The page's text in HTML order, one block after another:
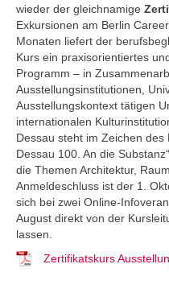
wieder der gleichnamige
Exkursionen am Berlin
Monaten liefert der
Kurs ein praxisorientiertes
Programm – in
Ausstellungsinstitutionen,
Ausstellungskontext tätigen
internationalen
Dessau steht im Zeichen des
Dessau 100. An die
die Themen Architektur,
Anmeldeschluss ist der 1.
sich bei zwei Online-
August direkt von der
lassen.
Zertifikatskurs